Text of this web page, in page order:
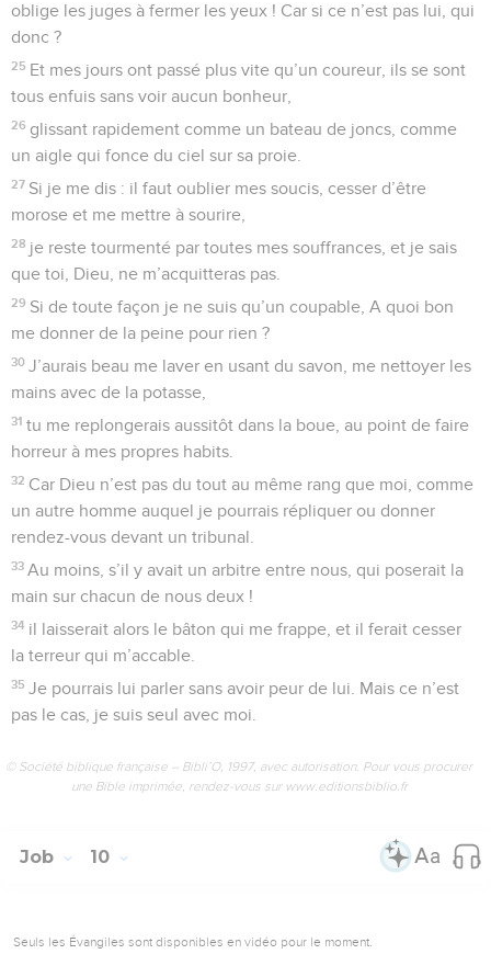
oblige les juges à fermer les yeux ! Car si ce n’est pas lui, qui
donc ?
25 Et mes jours ont passé plus vite qu’un coureur, ils se sont
tous enfuis sans voir aucun bonheur,
26 glissant rapidement comme un bateau de joncs, comme
un aigle qui fonce du ciel sur sa proie.
27 Si je me dis : il faut oublier mes soucis, cesser d’être
morose et me mettre à sourire,
28 je reste tourmenté par toutes mes souffrances, et je sais
que toi, Dieu, ne m’acquitteras pas.
29 Si de toute façon je ne suis qu’un coupable, A quoi bon
me donner de la peine pour rien ?
30 J’aurais beau me laver en usant du savon, me nettoyer les
mains avec de la potasse,
31 tu me replongerais aussitôt dans la boue, au point de faire
horreur à mes propres habits.
32 Car Dieu n’est pas du tout au même rang que moi, comme
un autre homme auquel je pourrais répliquer ou donner
rendez-vous devant un tribunal.
33 Au moins, s’il y avait un arbitre entre nous, qui poserait la
main sur chacun de nous deux !
34 il laisserait alors le bâton qui me frappe, et il ferait cesser
la terreur qui m’accable.
35 Je pourrais lui parler sans avoir peur de lui. Mais ce n’est
pas le cas, je suis seul avec moi.
© Société biblique française – Bibli’O, 1997, avec autorisation. Pour vous procurer
une Bible imprimée, rendez-vous sur www.editionsbiblio.fr
Job 10
Seuls les Évangiles sont disponibles en vidéo pour le moment.